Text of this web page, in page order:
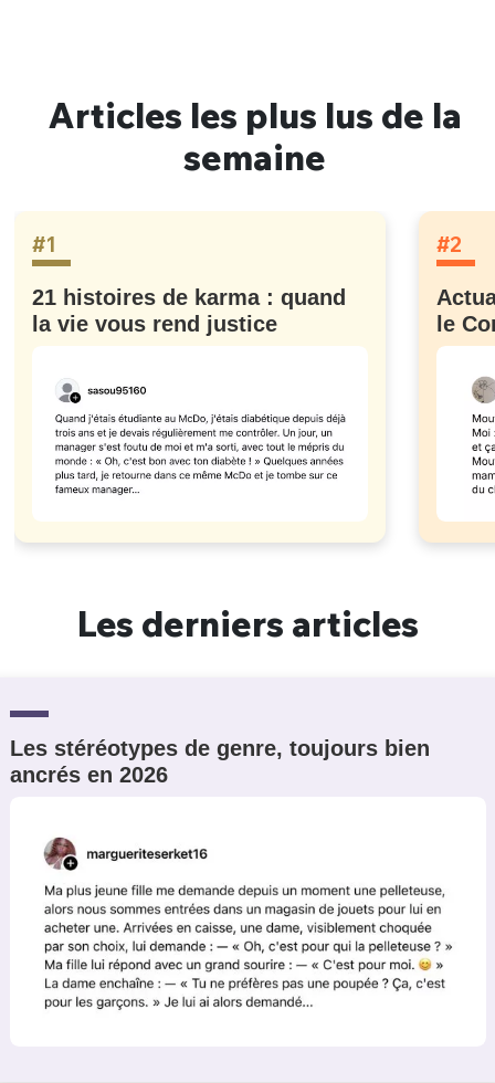
Articles les plus lus de la
semaine
#1
21 histoires de karma : quand
la vie vous rend justice
#2
le
Les derniers articles
Les stéréotypes de genre, toujours bien
ancrés en 2026